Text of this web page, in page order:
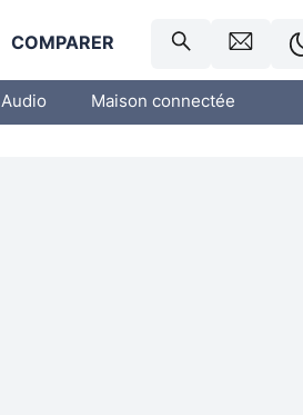
COMPARER
Audio Maison connectée